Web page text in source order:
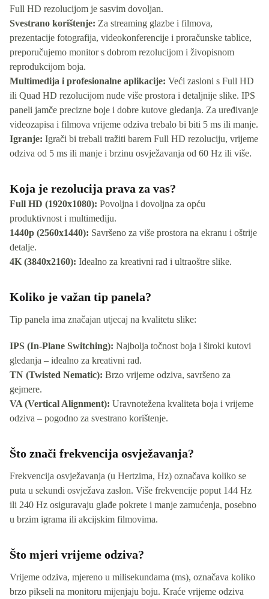
Full HD rezolucijom je sasvim dovoljan.
Svestrano korištenje: Za streaming glazbe i filmova,
prezentacije fotografija, videokonferencije i proračunske tablice,
preporučujemo monitor s dobrom rezolucijom i živopisnom
reprodukcijom boja.
Multimedija i profesionalne aplikacije: Veći zasloni s Full HD
ili Quad HD rezolucijom nude više prostora i detaljnije slike. IPS
paneli jamče precizne boje i dobre kutove gledanja. Za uređivanje
videozapisa i filmova vrijeme odziva trebalo bi biti 5 ms ili manje.
Igranje: Igrači bi trebali tražiti barem Full HD rezoluciju, vrijeme
odziva od 5 ms ili manje i brzinu osvježavanja od 60 Hz ili više.
Koja je rezolucija prava za vas?
Full HD (1920x1080): Povoljna i dovoljna za opću
produktivnost i multimediju.
1440p (2560x1440): Savršeno za više prostora na ekranu i oštrije
detalje.
4K (3840x2160): Idealno za kreativni rad i ultraoštre slike.
Koliko je važan tip panela?
Tip panela ima značajan utjecaj na kvalitetu slike:
IPS (In-Plane Switching): Najbolja točnost boja i široki kutovi
gledanja – idealno za kreativni rad.
TN (Twisted Nematic): Brzo vrijeme odziva, savršeno za
gejmere.
VA (Vertical Alignment): Uravnotežena kvaliteta boja i vrijeme
odziva – pogodno za svestrano korištenje.
Što znači frekvencija osvježavanja?
Frekvencija osvježavanja (u Hertzima, Hz) označava koliko se
puta u sekundi osvježava zaslon. Više frekvencije poput 144 Hz
ili 240 Hz osiguravaju glađe pokrete i manje zamućenja, posebno
u brzim igrama ili akcijskim filmovima.
Što mjeri vrijeme odziva?
Vrijeme odziva, mjereno u milisekundama (ms), označava koliko
brzo pikseli na monitoru mijenjaju boju. Kraće vrijeme odziva